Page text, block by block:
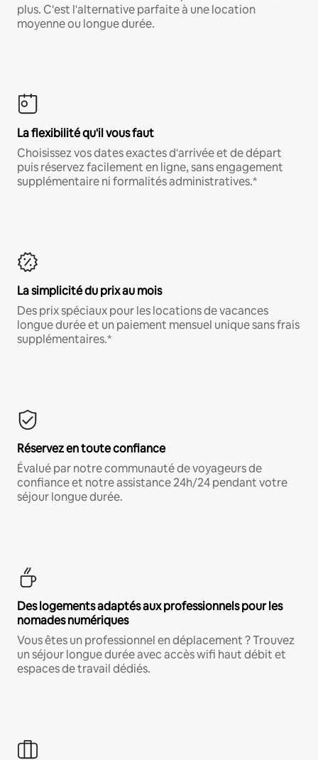
plus. C'est l'alternative parfaite à une location
moyenne ou longue durée.
La flexibilité qu'il vous faut
Choisissez vos dates exactes d'arrivée et de départ
puis réservez facilement en ligne, sans engagement
supplémentaire ni formalités administratives.*
La simplicité du prix au mois
Des prix spéciaux pour les locations de vacances
longue durée et un paiement mensuel unique sans frais
supplémentaires.*
Réservez en toute confiance
Évalué par notre communauté de voyageurs de
confiance et notre assistance 24h/24 pendant votre
séjour longue durée.
Des logements adaptés aux professionnels pour les
nomades numériques
Vous êtes un professionnel en déplacement ? Trouvez
un séjour longue durée avec accès wifi haut débit et
espaces de travail dédiés.